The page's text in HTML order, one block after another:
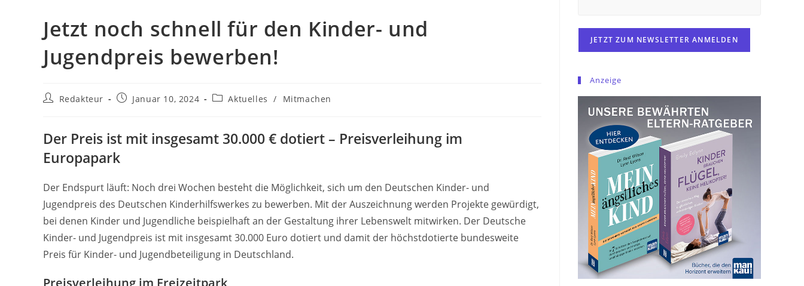
Jetzt noch schnell für den Kinder- und
Jugendpreis bewerben!
Beitrags-
Redakteur
BeitragJanuar 10, 2024
Beitrags-
Aktuelles / Mitmachen
Der Preis ist mit insgesamt 30.000 € dotiert – Preisverleihung im
Europapark
Der Endspurt läuft: Noch drei Wochen besteht die Möglichkeit, sich um den Deutschen Kinder- und
Jugendpreis des Deutschen Kinderhilfswerkes zu bewerben. Mit der Auszeichnung werden Projekte gewürdigt,
bei denen Kinder und Jugendliche beispielhaft an der Gestaltung ihrer Lebenswelt mitwirken. Der Deutsche
Kinder- und Jugendpreis ist mit insgesamt 30.000 Euro dotiert und damit der höchstdotierte bundesweite
Preis für Kinder- und Jugendbeteiligung in Deutschland.
Preisverleihung im Freizeitpark
Anzeige